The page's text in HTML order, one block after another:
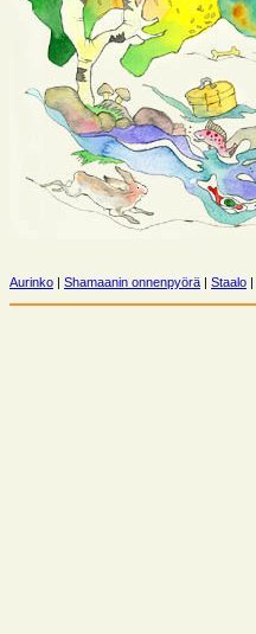
Aurinko | Shamaanin onnenpyörä | Staalo |